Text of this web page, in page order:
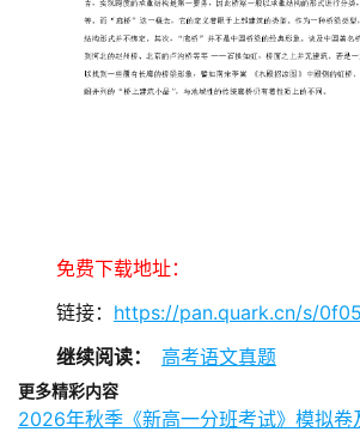
免费下载地址：
链接： https://pan.quark.cn/s/
继续阅读：
高考语文真题
更多精彩内容
2026年秋季《新高一分班考试》模拟